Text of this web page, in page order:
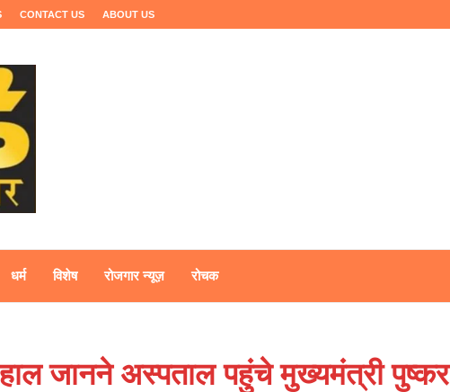
CONTACT US ABOUT US
धर्म विशेष रोजगार न्यूज़ रोचक
जानने अस्पताल पहुंचे मुख्यमंत्री पुष्कर